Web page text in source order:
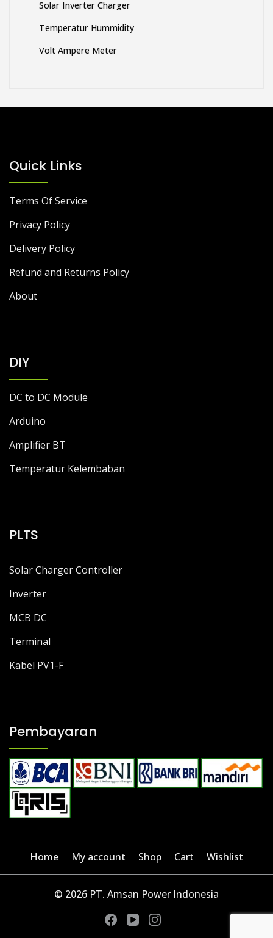
Solar Inverter Charger
Temperatur Hummidity
Volt Ampere Meter
Quick Links
Terms Of Service
Privacy Policy
Delivery Policy
Refund and Returns Policy
About
DIY
DC to DC Module
Arduino
Amplifier BT
Temperatur Kelembaban
PLTS
Solar Charger Controller
Inverter
MCB DC
Terminal
Kabel PV1-F
Pembayaran
Home My account Shop Cart Wishlist
© 2026 PT. Amsan Power Indonesia